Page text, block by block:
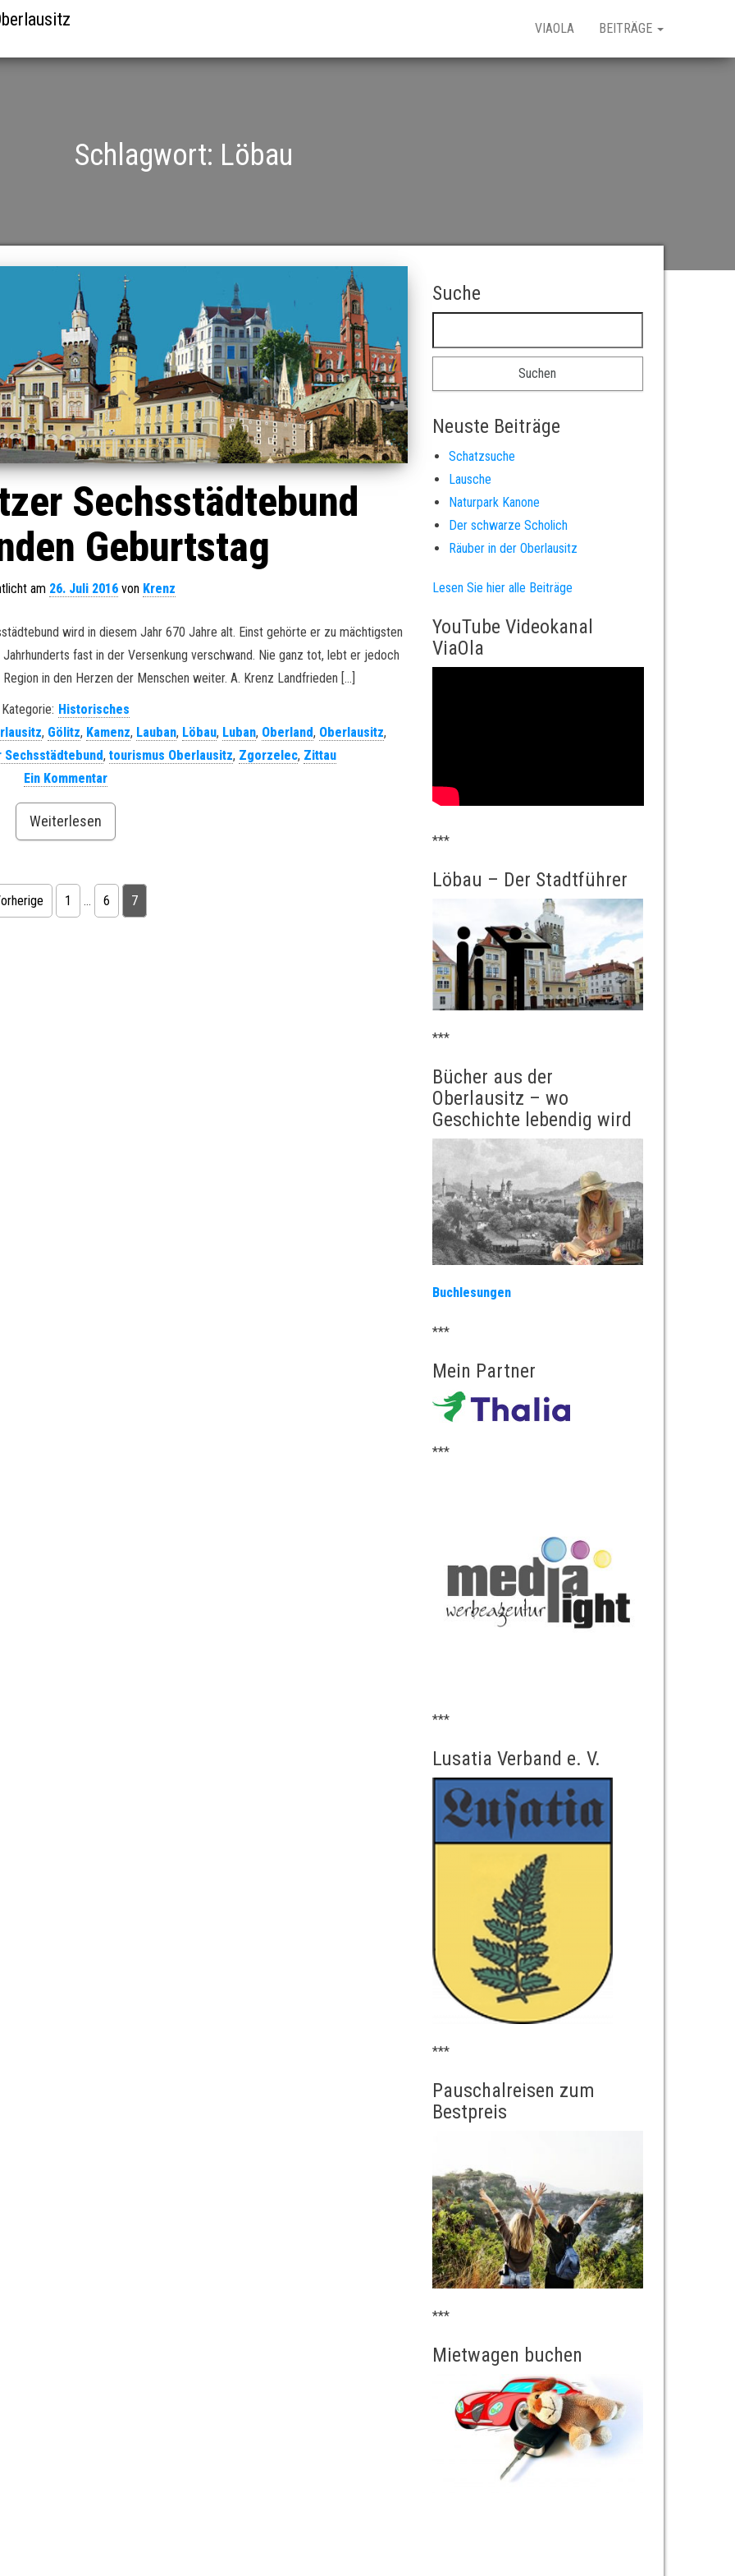
VIAOLA BEITRÄGE
Schlagwort: Löbau
Sechsstädtebund
Geburtstag
am 26. Juli 2016von Krenz
wird in diesem Jahr 670 Jahre alt. Einst gehörte er zu mächtigsten
fast in der Versenkung verschwand. Nie ganz tot, lebt er jedoch
in den Herzen der Menschen weiter. A. Krenz Landfrieden […]
Kategorie: Historisches
, Gölitz, Kamenz, Lauban, Löbau, Luban, Oberland, Oberlausitz,
Sechsstädtebund, tourismus Oberlausitz, Zgorzelec, Zittau
Ein Kommentar
Weiterlesen
1 … 6 7
Suche
Neuste Beiträge
Schatzsuche
Lausche
Naturpark Kanone
Der schwarze Scholich
Räuber in der Oberlausitz
Lesen Sie hier alle Beiträge
YouTube Videokanal
ViaOla
***
Löbau – Der Stadtführer
***
Bücher aus der
Oberlausitz – wo
Geschichte lebendig wird
Buchlesungen
***
Mein Partner
***
***
Lusatia Verband e. V.
***
Pauschalreisen zum
Bestpreis
***
Mietwagen buchen